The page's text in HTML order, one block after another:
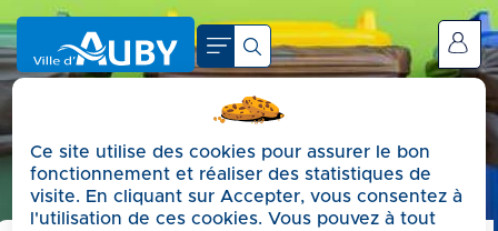
c
c
é
d
e
Se connecter
Ce site utilise des cookies pour assurer le bon
fonctionnement et réaliser des statistiques de
visite. En cliquant sur Accepter, vous consentez à
l'utilisation de ces cookies. Vous pouvez à tout